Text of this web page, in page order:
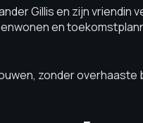
Gillis en zijn vriendin
en
zonder overhaaste